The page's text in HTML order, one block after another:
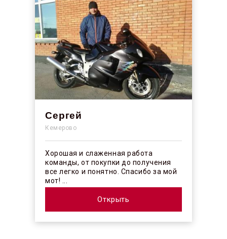
Сергей
Кемерово
Хорошая и слаженная работа
команды, от покупки до получения
все легко и понятно. Спасибо за мой
мот! ...
Открыть